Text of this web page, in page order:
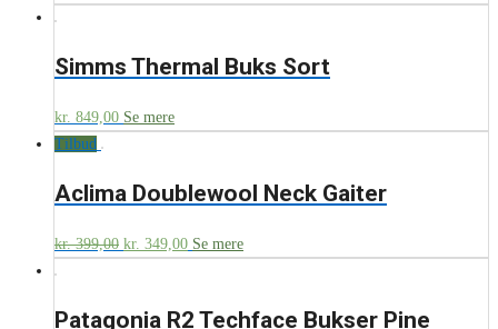
Simms Thermal Buks Sort
kr. 849,00 Se mere
Tilbud
Aclima Doublewool Neck Gaiter
kr.399,00 kr. 349,00 Se mere
Patagonia R2 Techface Bukser Pine